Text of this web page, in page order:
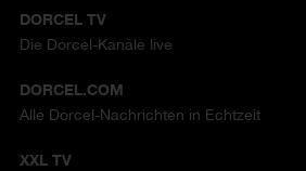
DORCEL TV
Die Dorcel-Kanäle live
DORCEL.COM
Alle Dorcel-Nachrichten in Echtzeit
XXL TV